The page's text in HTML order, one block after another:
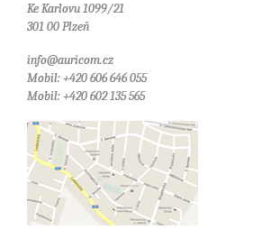
Ke Karlovu 1099/21
301 00 Plzeň
info@auricom.cz
Mobil: +420 606 646 055
Mobil: +420 602 135 565